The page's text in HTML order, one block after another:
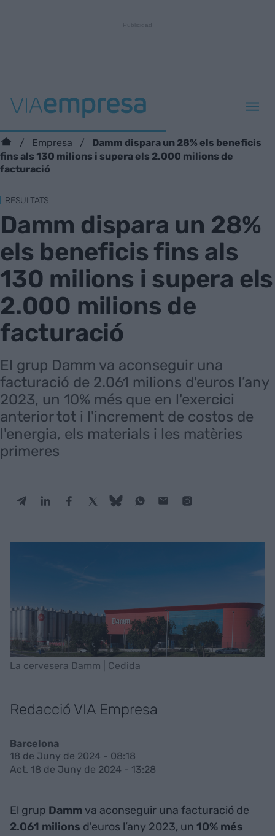
Empresa
Damm dispara un 28% els beneficis
fins als 130 milions i supera els 2.000 milions de
facturació
RESULTATS
Damm dispara un 28%
els beneficis fins als
130 milions i supera els
2.000 milions de
facturació
El grup Damm va aconseguir una
facturació de 2.061 milions d'euros l’any
2023, un 10% més que en l'exercici
anterior tot i l'increment de costos de
l'energia, els materials i les matèries
primeres
La cervesera Damm | Cedida
Redacció VIA Empresa
Barcelona
18 de Juny de 2024 - 08:18
Act. 18 de Juny de 2024 - 13:28
El grup Damm va aconseguir una facturació de
2.061 milions d'euros l’any 2023, un 10% més